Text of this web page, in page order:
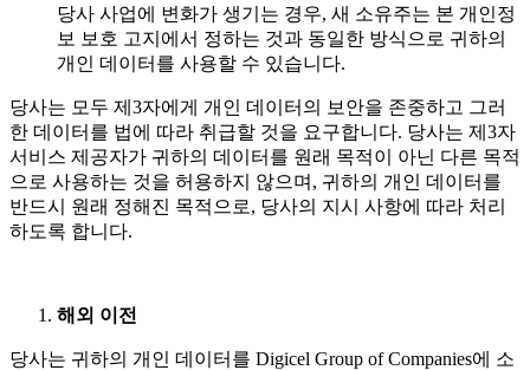
당사 사업에 변화가 생기는 경우, 새 소유주는 본 개인정
보 보호 고지에서 정하는 것과 동일한 방식으로 귀하의
개인 데이터를 사용할 수 있습니다.
당사는 모두 제3자에게 개인 데이터의 보안을 존중하고 그러
한 데이터를 법에 따라 취급할 것을 요구합니다. 당사는 제3자
서비스 제공자가 귀하의 데이터를 원래 목적이 아닌 다른 목적
으로 사용하는 것을 허용하지 않으며, 귀하의 개인 데이터를
반드시 원래 정해진 목적으로, 당사의 지시 사항에 따라 처리
하도록 합니다.
해외 이전
당사는 귀하의 개인 데이터를 Digicel Group of Companies에 소